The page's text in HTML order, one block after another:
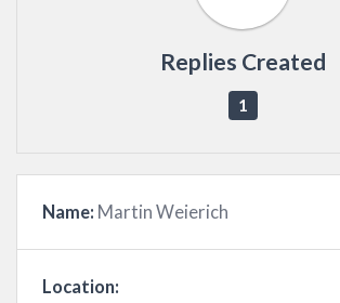
Replies Created
1
Name: Martin Weierich
Location: